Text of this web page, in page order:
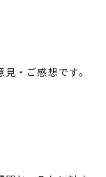
・ご感想です。